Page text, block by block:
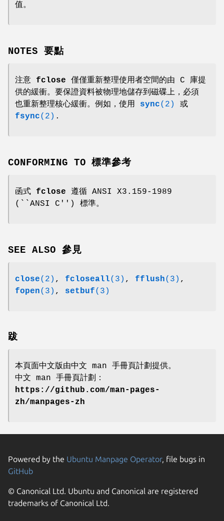
值。
NOTES 要點
注意 fclose 僅僅重新整理使用者空間的由 C 庫提
供的緩衝。要保證資料被物理地儲存到磁碟上，必須
也重新整理核心緩衝。例如，使用 sync(2)
或
fsync(2) .
CONFORMING TO 標準參考
函式 fclose 遵循 ANSI X3.159-1989
(``ANSI C'') 標準。
SEE ALSO 參見
close(2) , fcloseall(3) , fflush(3) ,
fopen(3) , setbuf(3)
跋
本頁面中文版由中文 man 手冊頁計劃提供。
中文 man 手冊頁計劃：
https://github.com/man-pages-
zh/manpages-zh
Powered by the Ubuntu Manpage Operator, file bugs in
GitHub
© Canonical Ltd. Ubuntu and Canonical are registered
trademarks of Canonical Ltd.